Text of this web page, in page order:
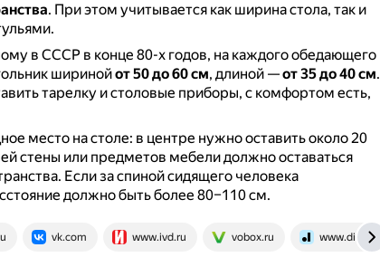
. При этом учитывается как ширина стола, так и
в СССР в конце 80-х годов, на каждого обедающего
ширинойот 50 до 60 см, длиной —от 35 до 40 см.
тарелку и столовые приборы, с комфортом есть,
место на столе: в центре нужно оставить около 20
стены или предметов мебели должно оставаться
Если за спиной сидящего человека
должно быть более 80–110 см.
vk.com www.ivd.ru vobox.ru www.divan.ru